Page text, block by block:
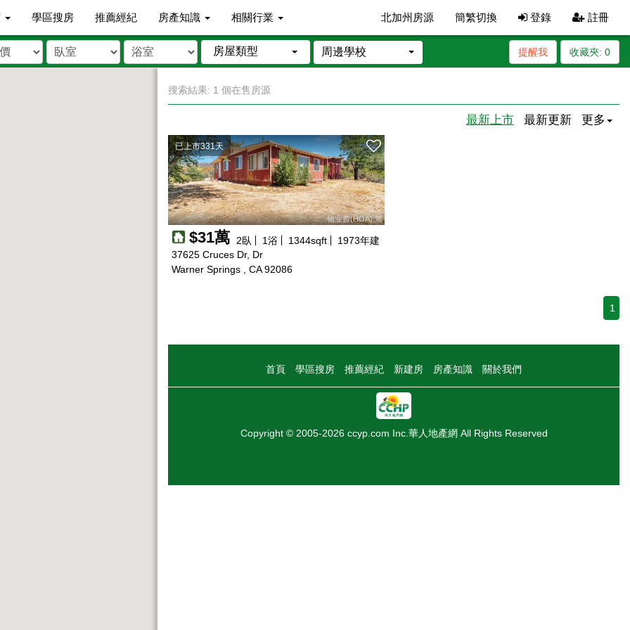
學區搜房 推薦經紀 房產知識 相關行業 北加州房源 簡繁切換 登錄 註冊
房屋類型 周邊學校 收藏夾: 0
提醒我
搜索結果: 1 個在售房源
最新上市 最新更新 更多
已上市331天
物业费(HOA):無
$31萬 2臥 1浴 1344sqft 1973年建
37625 Cruces Dr, Dr
Warner Springs , CA 92086
1
首頁 學區搜房 推薦經紀 新建房 房產知識 關於我們
Copyright © 2005-2026 ccyp.com Inc.華人地產網 All Rights Reserved